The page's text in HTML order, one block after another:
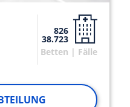
826
38.723
Betten | Fälle